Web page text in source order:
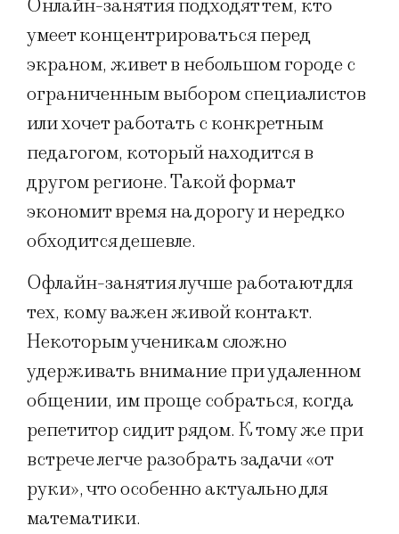
Онлайн-занятия подходят тем, кто
умеет концентрироваться перед
экраном, живет в небольшом городе с
ограниченным выбором специалистов
или хочет работать с конкретным
педагогом, который находится в
другом регионе. Такой формат
экономит время на дорогу и нередко
обходится дешевле.
Офлайн-занятия лучше работают для
тех, кому важен живой контакт.
Некоторым ученикам сложно
удерживать внимание при удаленном
общении, им проще собраться, когда
репетитор сидит рядом. К тому же при
встрече легче разобрать задачи «от
руки», что особенно актуально для
математики.